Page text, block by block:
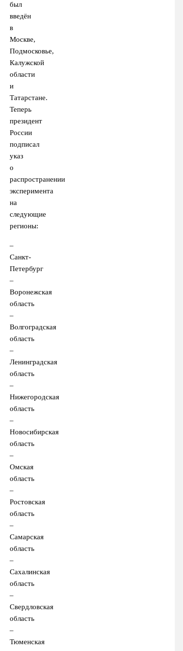
был
введён
в
Москве,
Подмосковье,
Калужской
области
и
Татарстане.
Теперь
президент
России
подписал
указ
о
распространении
эксперимента
на
следующие
регионы:
–
Санкт-
Петербург
–
Воронежская
область
–
Волгоградская
область
–
Ленинградская
область
–
Нижегородская
область
–
Новосибирская
область
–
Омская
область
–
Ростовская
область
–
Самарская
область
–
Сахалинская
область
–
Свердловская
область
–
Тюменская